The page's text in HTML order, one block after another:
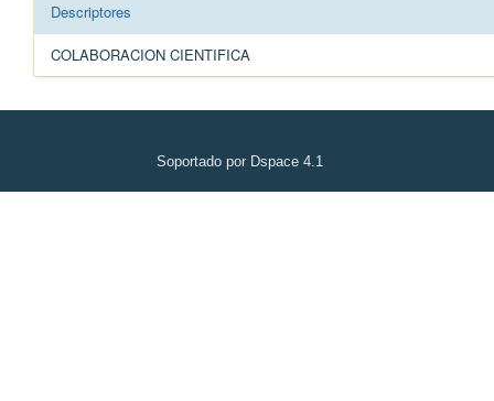
Descriptores
COLABORACION CIENTIFICA
Soportado por Dspace 4.1